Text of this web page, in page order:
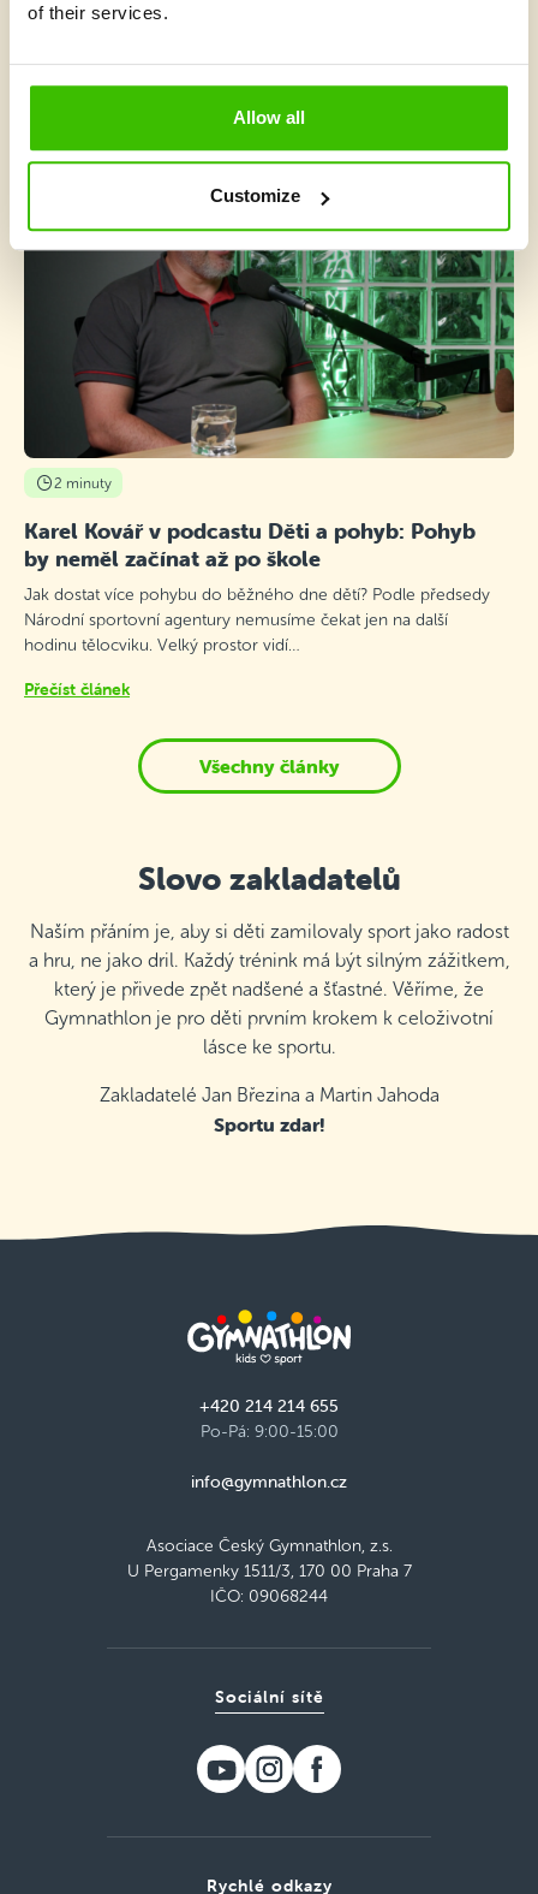
of their services.
Allow all
Customize
Co je v Gymnathlonu nového
2 minuty
Karel Kovář v podcastu Děti a pohyb: Pohyb
by neměl začínat až po škole
Jak dostat více pohybu do běžného dne dětí? Podle předsedy
Národní sportovní agentury nemusíme čekat jen na další
hodinu tělocviku. Velký prostor vidí…
Přečíst článek
Všechny články
Slovo zakladatelů
Naším přáním je, aby si děti zamilovaly sport jako radost
a hru, ne jako dril. Každý trénink má být silným zážitkem,
který je přivede zpět nadšené a šťastné. Věříme, že
Gymnathlon je pro děti prvním krokem k celoživotní
lásce ke sportu.
Zakladatelé Jan Březina a Martin Jahoda
Sportu zdar!
+420 214 214 655
Po-Pá: 9:00-15:00
info@gymnathlon.cz
Asociace Český Gymnathlon, z.s.
U Pergamenky 1511/3, 170 00 Praha 7
IČO: 09068244
Rychlé odkazy
Sociální sítě